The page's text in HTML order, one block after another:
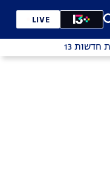
LIVE
חדשות 13